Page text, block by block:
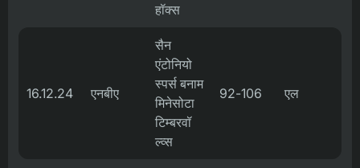
हॉक्स
16.12.24 एनबीए
सैन
एंटोनियो
स्पर्स बनाम
मिनेसोटा
टिम्बरवॉ
ल्व्स
92-106 एल